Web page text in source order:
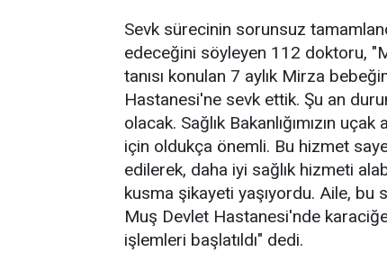
Sevk sürecinin sorunsuz
edeceğini söyleyen 112 doktoru,
tanısı konulan 7 aylık Mirza
Hastanesi'ne sevk ettik. Şu an
olacak. Sağlık Bakanlığımızın
için oldukça önemli. Bu hizmet
edilerek, daha iyi sağlık hizmeti
kusma şikayeti yaşıyordu. Aile,
Muş Devlet Hastanesi'nde
işlemleri başlatıldı" dedi.